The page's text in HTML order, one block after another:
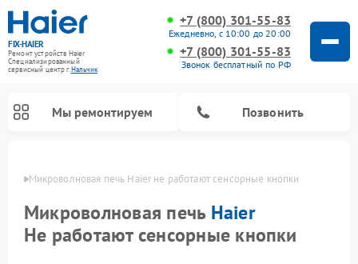
FIX-HAIER
Ремонт устройств Haier
Специализированный
cервисный центр г.Нальчик
+7 (800) 301-55-83
Ежедневно, с 10:00 до 20:00
+7 (800) 301-55-83
Звонок бесплатный по РФ
Мы ремонтируем Позвонить
Микроволновая печь Haier не работают сенсорные кнопки
Микроволновая печь Haier
Не работают сенсорные кнопки